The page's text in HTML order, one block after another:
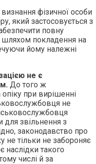
фізичної особи
який застосовується з
повну
шляхом покладення на
йому належні
не є
До того ж
при вирішенні
не
для звільнення з
законодавство про
не тільки не забороняє
наслідки такого
числі й за